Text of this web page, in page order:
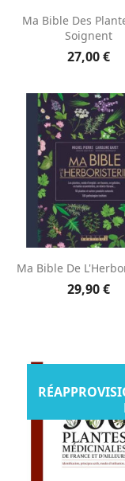
Ma Bible Des
Soignent
27,00 €
Ma Bible De
29,90 €